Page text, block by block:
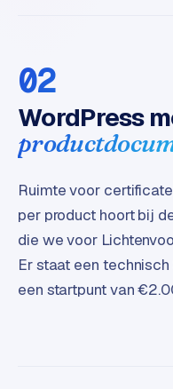
e
t
a
u
l
t
-
s
02
WordPress
Ruimte voor
per product hoort bij
die we voor
Er staat een
een startpunt van